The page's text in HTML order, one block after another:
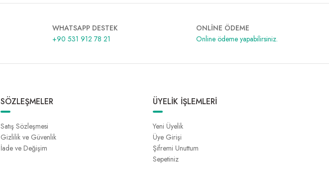
WHATSAPP DESTEK
+90 531 912 78 21
ONLİNE ÖDEME
Online ödeme yapabilirsiniz.
SÖZLEŞMELER
Satış Sözleşmesi
Gizlilik ve Güvenlik
İade ve Değişim
ÜYELİK İŞLEMLERİ
Yeni Üyelik
Üye Girişi
Şifremi Unuttum
Sepetiniz